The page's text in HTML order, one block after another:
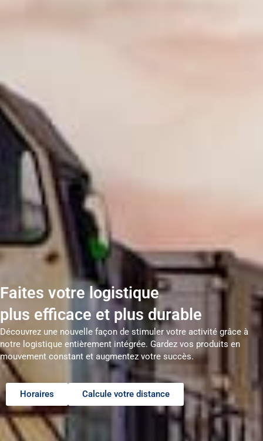
Faites votre logistique
plus efficace et plus durable
Découvrez une nouvelle façon de stimuler votre activité grâce à
notre logistique entièrement intégrée. Gardez vos produits en
mouvement constant et augmentez votre succès.
Horaires Calcule votre distance